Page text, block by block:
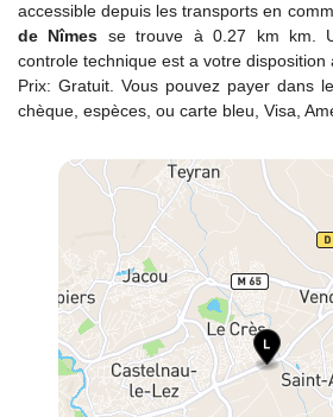
accessible depuis les transports en
de Nîmes se trouve à 0.27 km km.
controle technique est a votre disposition
Prix: Gratuit. Vous pouvez payer dans
chèque, espèces, ou carte bleu, Visa,